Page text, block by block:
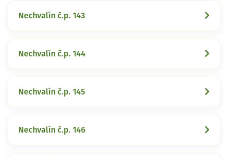
Nechvalín č.p. 143
Nechvalín č.p. 144
Nechvalín č.p. 145
Nechvalín č.p. 146